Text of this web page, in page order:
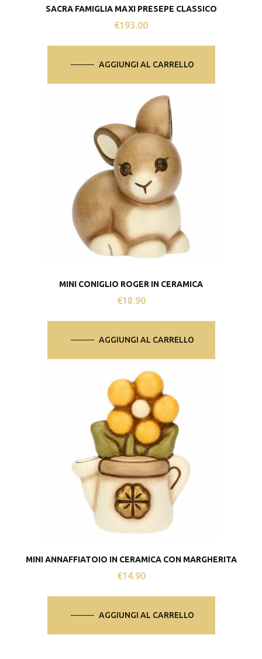
SACRA FAMIGLIA MAXI PRESEPE CLASSICO
€193.00
AGGIUNGI AL CARRELLO
MINI CONIGLIO ROGER IN CERAMICA
€18.90
AGGIUNGI AL CARRELLO
MINI ANNAFFIATOIO IN CERAMICA CON MARGHERITA
€14.90
AGGIUNGI AL CARRELLO